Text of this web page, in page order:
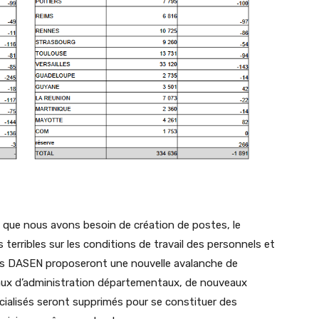
nous avons besoin de création de postes, le
sur les conditions de travail des personnels et
DASEN proposeront une nouvelle avalanche de
d’administration départementaux, de nouveaux
seront supprimés pour se constituer des